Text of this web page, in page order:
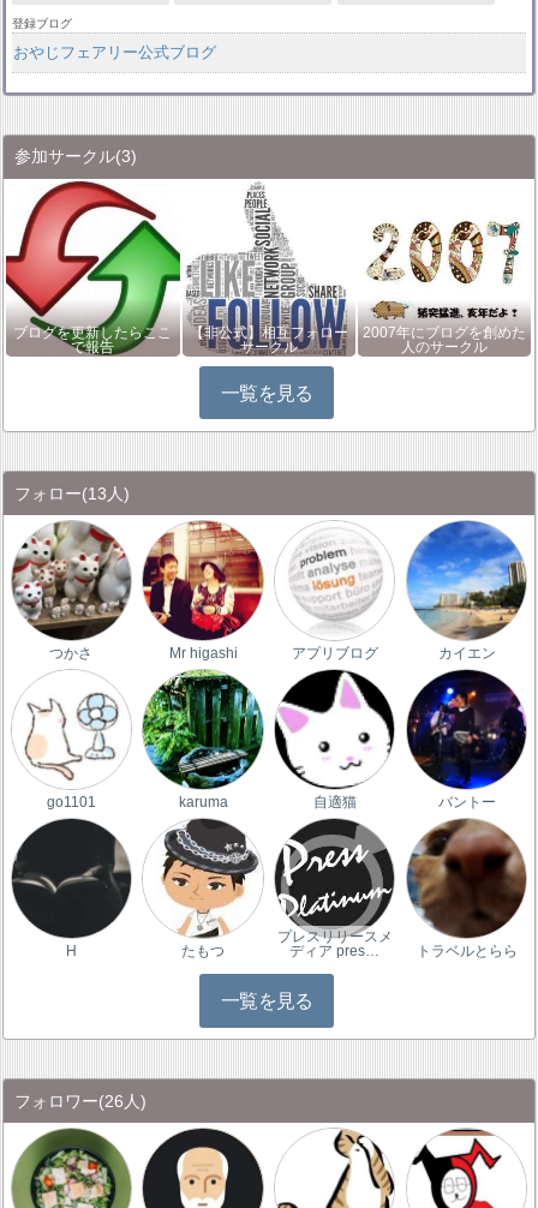
登録ブログ
おやじフェアリー公式ブログ
参加サークル(3)
ブログを更新したらここ
で報告
【非公式】相互フォロー
サークル
2007年にブログを創めた
人のサークル
一覧を見る
フォロー(13人)
つかさ Mr higashi アプリブログ カイエン
go1101 karuma 自適猫 バントー
H たもつ
プレスリリースメ
ディア pres…
トラベルとらら
一覧を見る
フォロワー(26人)